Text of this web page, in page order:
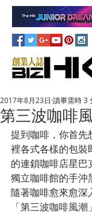
第三波咖啡
2017年8月23日 讀畢需時 3
提到咖啡，你首先
裡各式各樣的包裝
的連鎖咖啡店星巴
獨立咖啡館的手沖
隨著咖啡愈來愈深
「第三波咖啡風